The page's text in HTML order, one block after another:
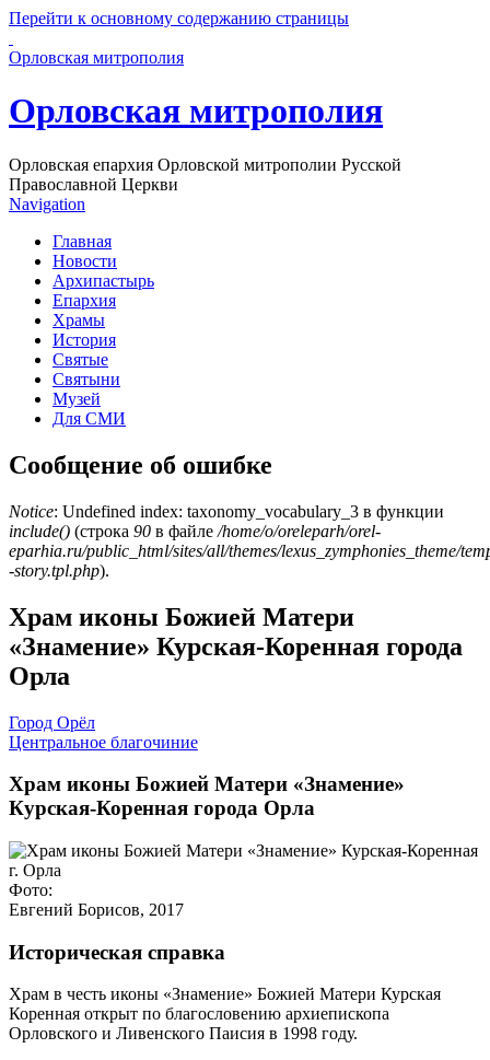
Перейти к основному содержанию страницы
Орловская митрополия
Орловская митрополия
Орловская епархия Орловской митрополии Русской
Православной Церкви
Navigation
Главная
Новости
Архипастырь
Епархия
Храмы
История
Святые
Святыни
Музей
Для СМИ
Сообщение об ошибке
Notice: Undefined index: taxonomy_vocabulary_3 в функции
include() (строка 90 в файле /home/o/oreleparh/orel-
eparhia.ru/public_html/sites/all/themes/lexus_zymphonies_theme/
-story.tpl.php).
Храм иконы Божией Матери
«Знамение» Курская-Коренная города
Орла
Город Орёл
Центральное благочиние
Храм иконы Божией Матери «Знамение»
Курская-Коренная города Орла
Фото:
Евгений Борисов, 2017
Историческая справка
Храм в честь иконы «Знамение» Божией Матери Курская
Коренная открыт по благословению архиепископа
Орловского и Ливенского Паисия в 1998 году.